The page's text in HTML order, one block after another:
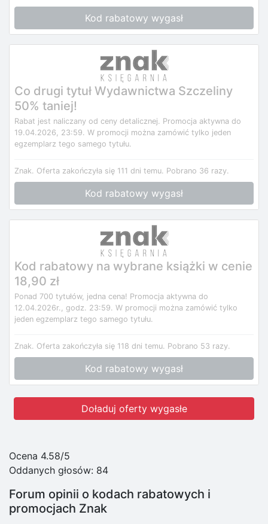
Kod rabatowy wygasł
Co drugi tytuł Wydawnictwa Szczeliny
50% taniej!
Rabat jest naliczany od ceny detalicznej. Promocja aktywna do
19.04.2026, 23:59. W promocji można zamówić tylko jeden
egzemplarz tego samego tytułu.
Znak. Oferta zakończyła się 111 dni temu. Pobrano 36 razy.
Kod rabatowy wygasł
Kod rabatowy na wybrane książki w cenie
18,90 zł
Ponad 700 tytułów, jedna cena! Promocja aktywna do
12.04.2026r., godz. 23:59. W promocji można zamówić tylko
jeden egzemplarz tego samego tytułu.
Znak. Oferta zakończyła się 118 dni temu. Pobrano 53 razy.
Kod rabatowy wygasł
Doładuj oferty wygasłe
Ocena 4.58/5
Oddanych głosów: 84
Forum opinii o kodach rabatowych i
promocjach Znak